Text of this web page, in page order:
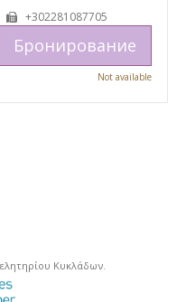
+302281087705
Бронирование
Not available
Κυκλάδων.